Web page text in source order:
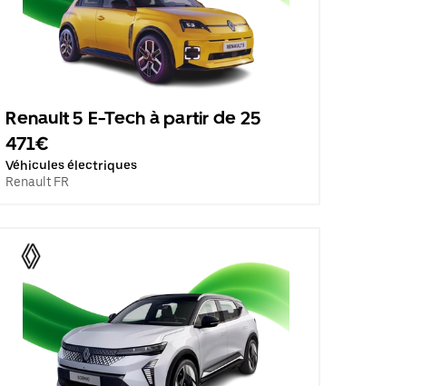
Renault 5 E-Tech à partir de 25
471€
Véhicules électriques
Renault FR